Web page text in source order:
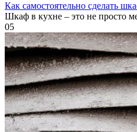
Как самостоятельно сделать
Шкаф в кухне – это не просто
05